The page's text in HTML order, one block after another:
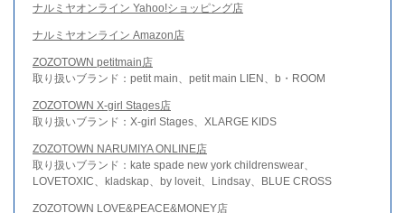
ナルミヤオンライン Yahoo!ショッピング店
ナルミヤオンライン Amazon店
ZOZOTOWN petitmain店
取り扱いブランド：petit main、petit main LIEN、b・ROOM
ZOZOTOWN X-girl Stages店
取り扱いブランド：X-girl Stages、XLARGE KIDS
ZOZOTOWN NARUMIYA ONLINE店
取り扱いブランド：kate spade new york childrenswear、
LOVETOXIC、kladskap、by loveit、Lindsay、BLUE CROSS
ZOZOTOWN LOVE&PEACE&MONEY店